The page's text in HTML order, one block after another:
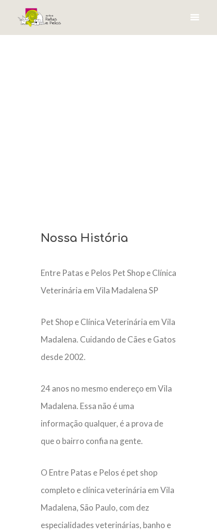
Nossa História
Entre Patas e Pelos Pet Shop e Clínica
Veterinária em Vila Madalena SP
Pet Shop e Clínica Veterinária em Vila
Madalena. Cuidando de Cães e Gatos
desde 2002.
24 anos no mesmo endereço em Vila
Madalena. Essa não é uma
informação qualquer, é a prova de
que o bairro confia na gente.
O Entre Patas e Pelos é pet shop
completo e clínica veterinária em Vila
Madalena, São Paulo, com dez
especialidades veterinárias, banho e